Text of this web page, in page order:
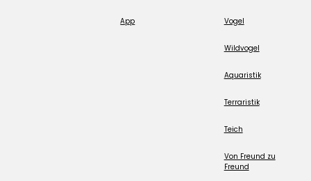
App Vogel
Wildvogel
Aquaristik
Terraristik
Teich
Von Freund zu
Freund